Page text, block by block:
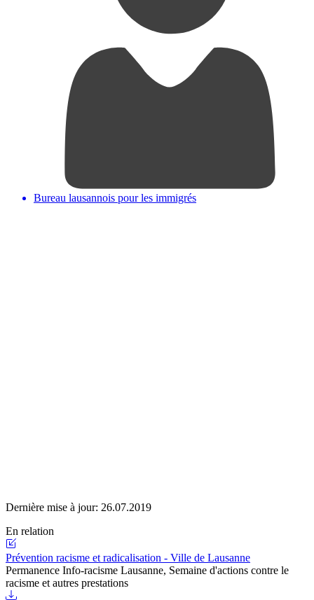
Bureau lausannois pour les immigrés
Dernière mise à jour: 26.07.2019
En relation
Prévention racisme et radicalisation - Ville de Lausanne
Permanence Info-racisme Lausanne, Semaine d'actions contre le
racisme et autres prestations